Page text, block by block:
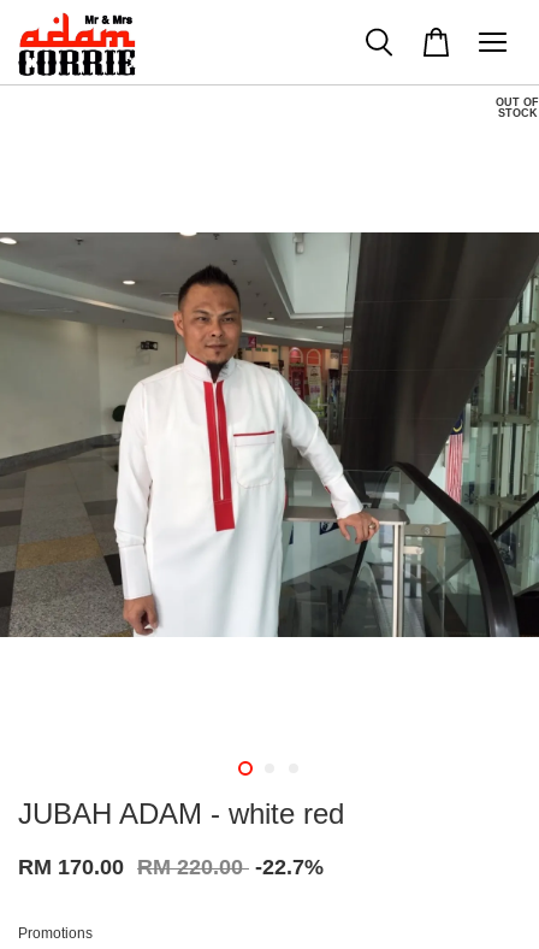
OUT OF
STOCK
JUBAH ADAM - white red
RM 170.00 RM 220.00 -22.7%
Promotions